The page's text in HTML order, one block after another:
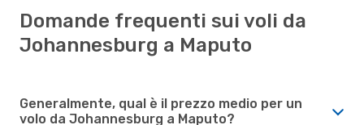
Domande frequenti sui voli da
Johannesburg a Maputo
Generalmente, qual è il prezzo medio per un
volo da Johannesburg a Maputo?